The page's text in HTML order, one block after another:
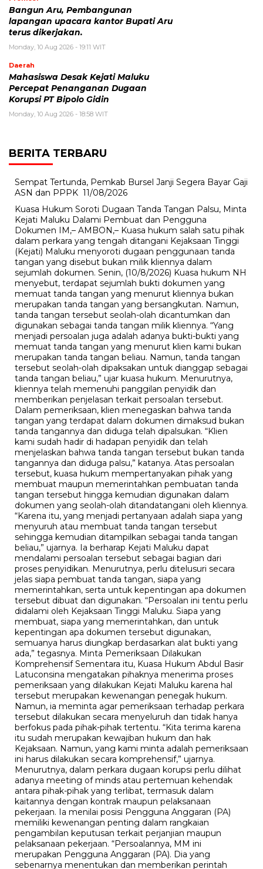
Bangun Aru, Pembangunan
lapangan upacara kantor Bupati Aru
terus dikerjakan.
Monday, 10 Aug 2026 - 19:11 WIT
Daerah
Mahasiswa Desak Kejati Maluku
Percepat Penanganan Dugaan
Korupsi PT Bipolo Gidin
Monday, 10 Aug 2026 - 18:58 WIT
BERITA TERBARU
Sempat Tertunda, Pemkab Bursel Janji Segera Bayar Gaji
ASN dan PPPK 11/08/2026
Kuasa Hukum Soroti Dugaan Tanda Tangan Palsu, Minta
Kejati Maluku Dalami Pembuat dan Pengguna
Dokumen IM,– AMBON,– Kuasa hukum salah satu pihak
dalam perkara yang tengah ditangani Kejaksaan Tinggi
(Kejati) Maluku menyoroti dugaan penggunaan tanda
tangan yang disebut bukan milik kliennya dalam
sejumlah dokumen. Senin, (10/8/2026) Kuasa hukum NH
menyebut, terdapat sejumlah bukti dokumen yang
memuat tanda tangan yang menurut kliennya bukan
merupakan tanda tangan yang bersangkutan. Namun,
tanda tangan tersebut seolah-olah dicantumkan dan
digunakan sebagai tanda tangan milik kliennya. “Yang
menjadi persoalan juga adalah adanya bukti-bukti yang
memuat tanda tangan yang menurut klien kami bukan
merupakan tanda tangan beliau. Namun, tanda tangan
tersebut seolah-olah dipaksakan untuk dianggap sebagai
tanda tangan beliau,” ujar kuasa hukum. Menurutnya,
kliennya telah memenuhi panggilan penyidik dan
memberikan penjelasan terkait persoalan tersebut.
Dalam pemeriksaan, klien menegaskan bahwa tanda
tangan yang terdapat dalam dokumen dimaksud bukan
tanda tangannya dan diduga telah dipalsukan. “Klien
kami sudah hadir di hadapan penyidik dan telah
menjelaskan bahwa tanda tangan tersebut bukan tanda
tangannya dan diduga palsu,” katanya. Atas persoalan
tersebut, kuasa hukum mempertanyakan pihak yang
membuat maupun memerintahkan pembuatan tanda
tangan tersebut hingga kemudian digunakan dalam
dokumen yang seolah-olah ditandatangani oleh kliennya.
“Karena itu, yang menjadi pertanyaan adalah siapa yang
menyuruh atau membuat tanda tangan tersebut
sehingga kemudian ditampilkan sebagai tanda tangan
beliau,” ujarnya. Ia berharap Kejati Maluku dapat
mendalami persoalan tersebut sebagai bagian dari
proses penyidikan. Menurutnya, perlu ditelusuri secara
jelas siapa pembuat tanda tangan, siapa yang
memerintahkan, serta untuk kepentingan apa dokumen
tersebut dibuat dan digunakan. “Persoalan ini tentu perlu
didalami oleh Kejaksaan Tinggi Maluku. Siapa yang
membuat, siapa yang memerintahkan, dan untuk
kepentingan apa dokumen tersebut digunakan,
semuanya harus diungkap berdasarkan alat bukti yang
ada,” tegasnya. Minta Pemeriksaan Dilakukan
Komprehensif Sementara itu, Kuasa Hukum Abdul Basir
Latuconsina mengatakan pihaknya menerima proses
pemeriksaan yang dilakukan Kejati Maluku karena hal
tersebut merupakan kewenangan penegak hukum.
Namun, ia meminta agar pemeriksaan terhadap perkara
tersebut dilakukan secara menyeluruh dan tidak hanya
berfokus pada pihak-pihak tertentu. “Kita terima karena
itu sudah merupakan kewajiban hukum dan hak
Kejaksaan. Namun, yang kami minta adalah pemeriksaan
ini harus dilakukan secara komprehensif,” ujarnya.
Menurutnya, dalam perkara dugaan korupsi perlu dilihat
adanya meeting of minds atau pertemuan kehendak
antara pihak-pihak yang terlibat, termasuk dalam
kaitannya dengan kontrak maupun pelaksanaan
pekerjaan. Ia menilai posisi Pengguna Anggaran (PA)
memiliki kewenangan penting dalam rangkaian
pengambilan keputusan terkait perjanjian maupun
pelaksanaan pekerjaan. “Persoalannya, MM ini
merupakan Pengguna Anggaran (PA). Dia yang
sebenarnya menentukan dan memberikan perintah